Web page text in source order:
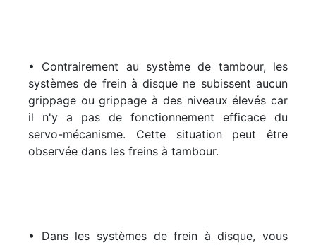
• Contrairement au système de tambour, les
systèmes de frein à disque ne subissent aucun
grippage ou grippage à des niveaux élevés car
il n'y a pas de fonctionnement efficace du
servo-mécanisme. Cette situation peut être
observée dans les freins à tambour.
• Dans les systèmes de frein à disque, vous